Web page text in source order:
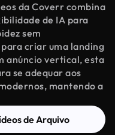
da Coverr combina
de IA para
sem
criar uma landing
anúncio vertical, esta
se adequar aos
mantendo a
de Arquivo